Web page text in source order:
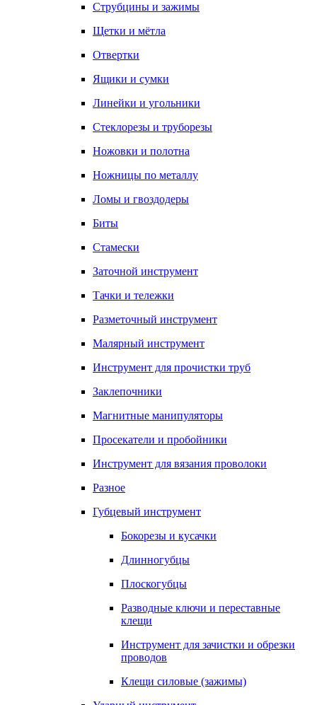
Струбцины и зажимы
Щетки и мётла
Отвертки
Ящики и сумки
Линейки и угольники
Стеклорезы и труборезы
Ножовки и полотна
Ножницы по металлу
Ломы и гвоздодеры
Биты
Стамески
Заточной инструмент
Тачки и тележки
Разметочный инструмент
Малярный инструмент
Инструмент для прочистки труб
Заклепочники
Магнитные манипуляторы
Просекатели и пробойники
Инструмент для вязания проволоки
Разное
Губцевый инструмент
Бокорезы и кусачки
Длинногубцы
Плоскогубцы
Разводные ключи и переставные
клещи
Инструмент для зачистки и обрезки
проводов
Клещи силовые (зажимы)